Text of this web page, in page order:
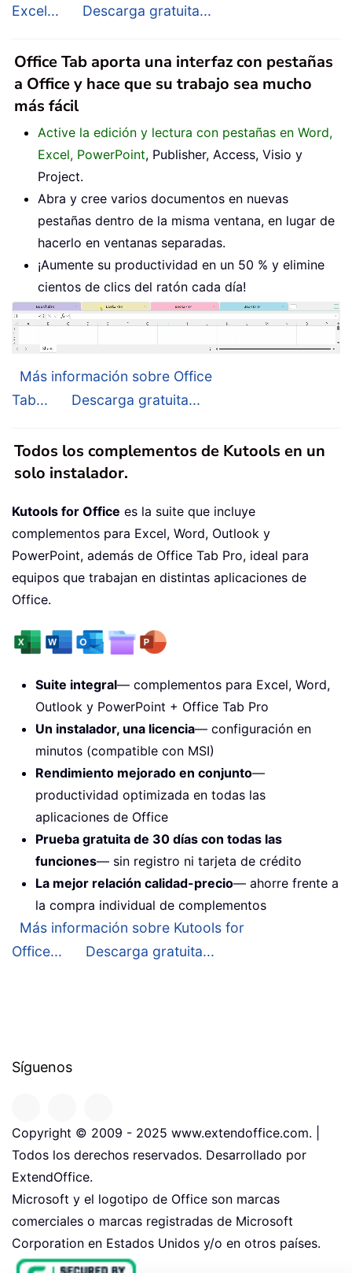
Excel...
Descarga gratuita...
Office Tab aporta una interfaz con pestañas
a Office y hace que su trabajo sea mucho
más fácil
Active la edición y lectura con pestañas en Word,
Excel, PowerPoint, Publisher, Access, Visio y
Project.
Abra y cree varios documentos en nuevas
pestañas dentro de la misma ventana, en lugar de
hacerlo en ventanas separadas.
¡Aumente su productividad en un 50 % y elimine
cientos de clics del ratón cada día!
Más información sobre Office
Tab...
Descarga gratuita...
Todos los complementos de Kutools en un
solo instalador.
Kutools for Office es la suite que incluye
complementos para Excel, Word, Outlook y
PowerPoint, además de Office Tab Pro, ideal para
equipos que trabajan en distintas aplicaciones de
Office.
Suite integral— complementos para Excel, Word,
Outlook y PowerPoint + Office Tab Pro
Un instalador, una licencia— configuración en
minutos (compatible con MSI)
Rendimiento mejorado en conjunto—
productividad optimizada en todas las
aplicaciones de Office
Prueba gratuita de 30 días con todas las
funciones— sin registro ni tarjeta de crédito
La mejor relación calidad-precio— ahorre frente a
la compra individual de complementos
Más información sobre Kutools for
Office...
Descarga gratuita...
Síguenos
Copyright © 2009 - 2025 www.extendoffice.com. |
Todos los derechos reservados. Desarrollado por
ExtendOffice.
Microsoft y el logotipo de Office son marcas
comerciales o marcas registradas de Microsoft
Corporation en Estados Unidos y/o en otros países.